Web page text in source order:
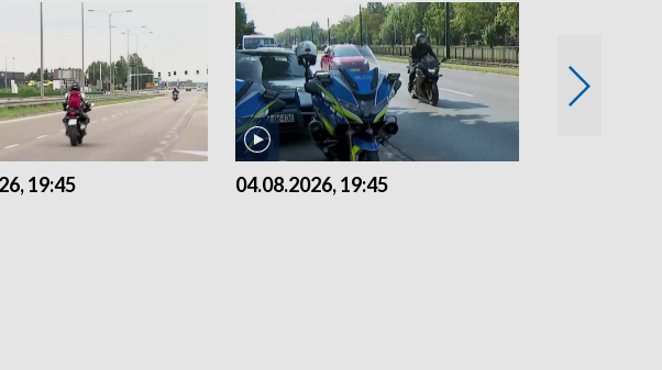
19:45 04.08.2026, 19:45